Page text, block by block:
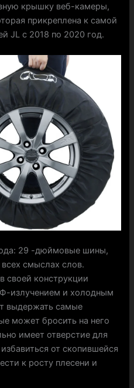
крышку веб-камеры,
прикреплена к самой
JL с 2018 по 2020 год.
29 -дюймовые шины,
смыслах слов.
своей конструкции
излучением и холодным
выдержать самые
может бросить на него
имеет отверстие для
от скопившейся
к росту плесени и